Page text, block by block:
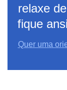
relaxe
fique
Quer uma